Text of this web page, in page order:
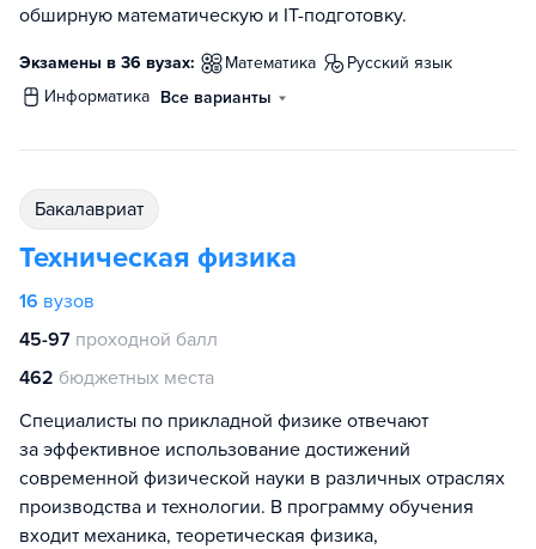
обширную математическую и IT-подготовку.
Экзамены в 36 вузах: математика
русский язык
информатика Все варианты
бакалавриат
Техническая физика
16 вузов
45-97 проходной балл
462 бюджетных места
Специалисты по прикладной физике отвечают
за эффективное использование достижений
современной физической науки в различных отраслях
производства и технологии. В программу обучения
входит механика, теоретическая физика,